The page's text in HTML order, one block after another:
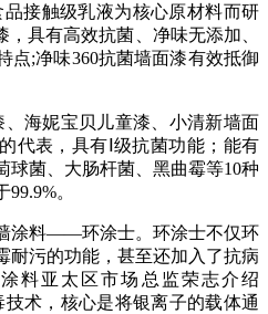
接触级乳液为核心原材料而研
具有高效抗菌、净味无添加、
点;净味360抗菌墙面漆有效抵御
、海妮宝贝儿童漆、小清新墙面
代表，具有Ⅰ级抗菌功能；能有
球菌、大肠杆菌、黑曲霉等10种
。
涂料——环涂士。环涂士不仅环
耐污的功能，甚至还加入了抗病
料亚太区市场总监荣志介绍
术，核心是将银离子的载体通